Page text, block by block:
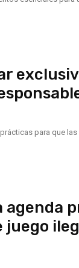
para que las
agenda
juego